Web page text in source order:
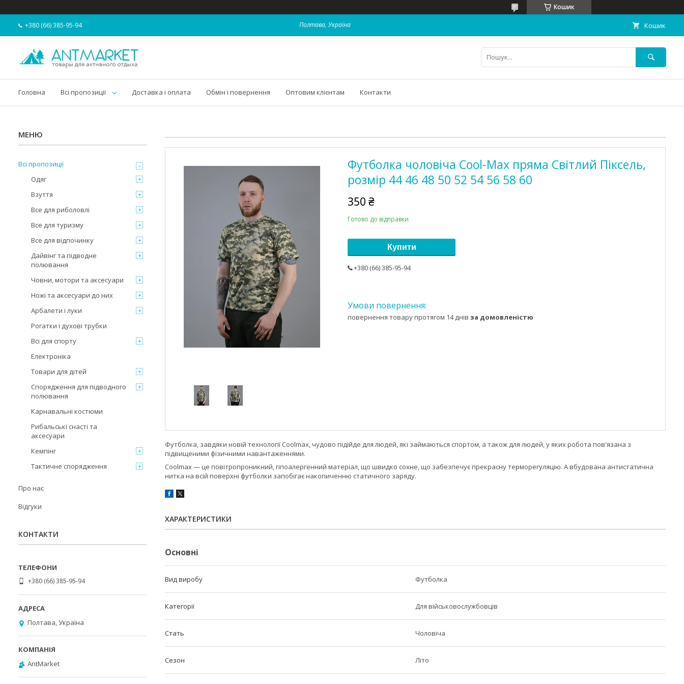
Кошик
+380 (66) 385-95-94 Полтава, Україна Кошик
Головна Всі пропозиції Доставка і оплата Обмін і повернення Оптовим клієнтам Контакти
Футболка чоловіча Cool-Max пряма Світлий Піксель,
розмір 44 46 48 50 52 54 56 58 60
350 ₴
Готово до відправки
Купити
+380 (66) 385-95-94
повернення товару протягом 14 днів за домовленістю
Футболка, завдяки новій технології Coolmax, чудово підійде для людей, які займаються спортом, а також для людей, у яких робота пов'язана з
підвищеними фізичними навантаженнями.
Coolmax — це повітропроникний, гіпоалергенний матеріал, що швидко сохне, що забезпечує прекрасну терморегуляцію. А вбудована антистатична
нитка на всій поверхні футболки запобігає накопиченню статичного заряду.
ХАРАКТЕРИСТИКИ
Основні
Вид виробу Футболка
Категорії Для військовослужбовців
Стать Чоловіча
Сезон Літо
Всі пропозиції
Одяг
Взуття
Все для риболовлі
Все для туризму
Все для відпочинку
Дайвінг та підводне
полювання
Човни, мотори та аксесуари
Ножі та аксесуари до них
Арбалети і луки
Рогатки і духові трубки
Всі для спорту
Електроніка
Товари для дітей
Спорядження для підводного
полювання
Карнавальні костюми
Рибальські снасті та
аксесуари
Кемпінг
Тактичне спорядження
Про нас
Відгуки
КОНТАКТИ
+380 (66) 385-95-94
Полтава, Україна
AntMarket